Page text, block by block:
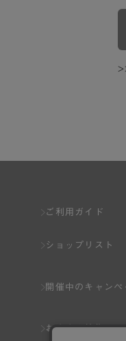
ご利用ガイド
ショップリスト
開催中のキャンペ
おすすめ特集